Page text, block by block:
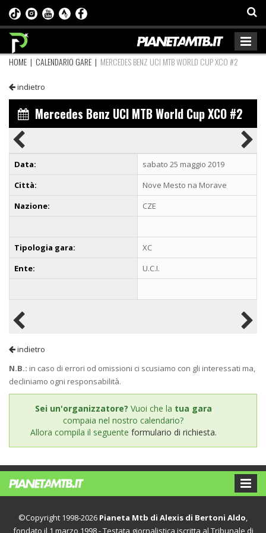
HOME | CALENDARIO GARE | MERCEDES BENZ UCI MTB WORLD CUP XCO #2
indietro
Mercedes Benz UCI MTB World Cup XCO #2
Data:
sabato 25 maggio 2019
Città:
Nove Mesto na Morave
Nazione:
CZE
Tipologia gara:
XC
Ente:
U.C.I.
indietro
N.B.: in caso di errori od omissioni ci scusiamo con gli interessati ma,
decliniamo ogni responsabilità.
Sei un'organizzatore? Vuoi che la tua gara
compaia nel nostro calendario?
Allora compila il seguente formulario di richiesta.
©Copyright 1998-2026 Pianeta Mtb di Alexis di Bertoni Aldo
fondato il 1 marzo 1998 - Testata giornalistica iscritta al Tribunale di